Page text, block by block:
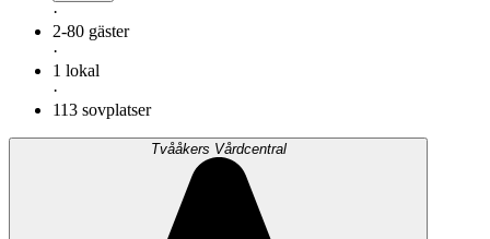
·
2-80 gäster
·
1 lokal
·
113 sovplatser
Tvååkers Vårdcentral